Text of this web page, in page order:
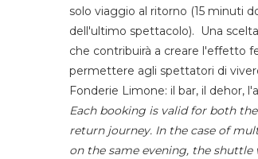
solo viaggio al ritorno (15 minuti
dell'ultimo spettacolo). Una
che contribuirà a creare l'effetto
permettere agli spettatori di
Fonderie Limone: il bar, il dehor,
Each booking is valid for both
return journey. In the case of
on the same evening, the